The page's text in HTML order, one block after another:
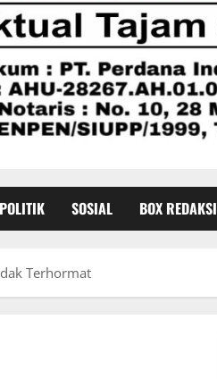
POLITIK SOSIAL BOX REDAKSI
Terhormat